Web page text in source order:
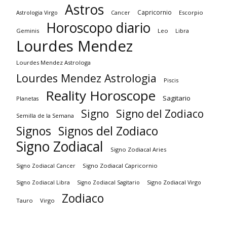
Astrologia Virgo Astros Cancer Capricornio Escorpio
Geminis Horoscopo diario Leo Libra
Lourdes Mendez
Lourdes Mendez Astrologa
Lourdes Mendez Astrologia Piscis
Planetas Reality Horoscope Sagitario
Semilla de la Semana Signo Signo del Zodiaco
Signos Signos del Zodiaco
Signo Zodiacal Signo Zodiacal Aries
Signo Zodiacal Cancer Signo Zodiacal Capricornio
Signo Zodiacal Libra Signo Zodiacal Sagitario Signo Zodiacal Virgo
Tauro Virgo Zodiaco